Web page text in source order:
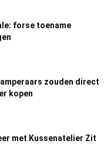
forse toename
zouden direct
kopen
met Kussenatelier Zit